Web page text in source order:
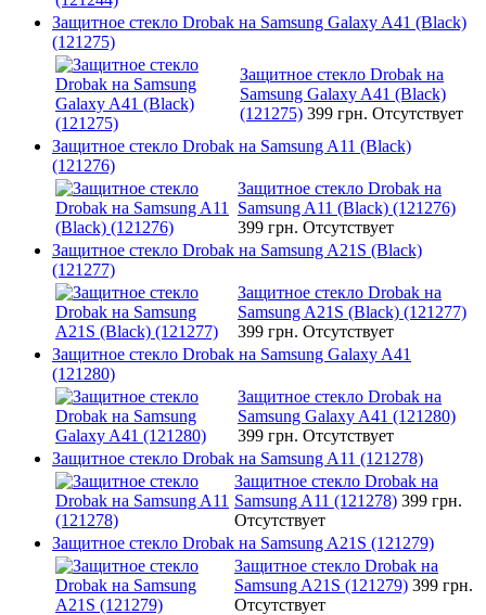
Защитное стекло Drobak на Samsung Galaxy A41 (Black)
(121275)
Защитное стекло Drobak на
Samsung Galaxy A41 (Black)
(121275) 399 грн. Отсутствует
Защитное стекло Drobak на Samsung A11 (Black)
(121276)
Защитное стекло Drobak на
Samsung A11 (Black) (121276)
399 грн. Отсутствует
Защитное стекло Drobak на Samsung A21S (Black)
(121277)
Защитное стекло Drobak на
Samsung A21S (Black) (121277)
399 грн. Отсутствует
Защитное стекло Drobak на Samsung Galaxy A41
(121280)
Защитное стекло Drobak на
Samsung Galaxy A41 (121280)
399 грн. Отсутствует
Защитное стекло Drobak на Samsung A11 (121278)
Защитное стекло Drobak на
Samsung A11 (121278) 399 грн.
Отсутствует
Защитное стекло Drobak на Samsung A21S (121279)
Защитное стекло Drobak на
Samsung A21S (121279) 399 грн.
Отсутствует